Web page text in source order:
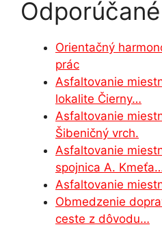
c
e
b
o
o
k
s
e
n
g
er
at
s
A
p
p
k
dI
n
Orientačný
prác
Asfaltovanie
lokalite Čierny…
Asfaltovanie
Šibeničný vrch.
Asfaltovanie
spojnica A.
Asfaltovanie
Obmedzenie
ceste z dôvodu…